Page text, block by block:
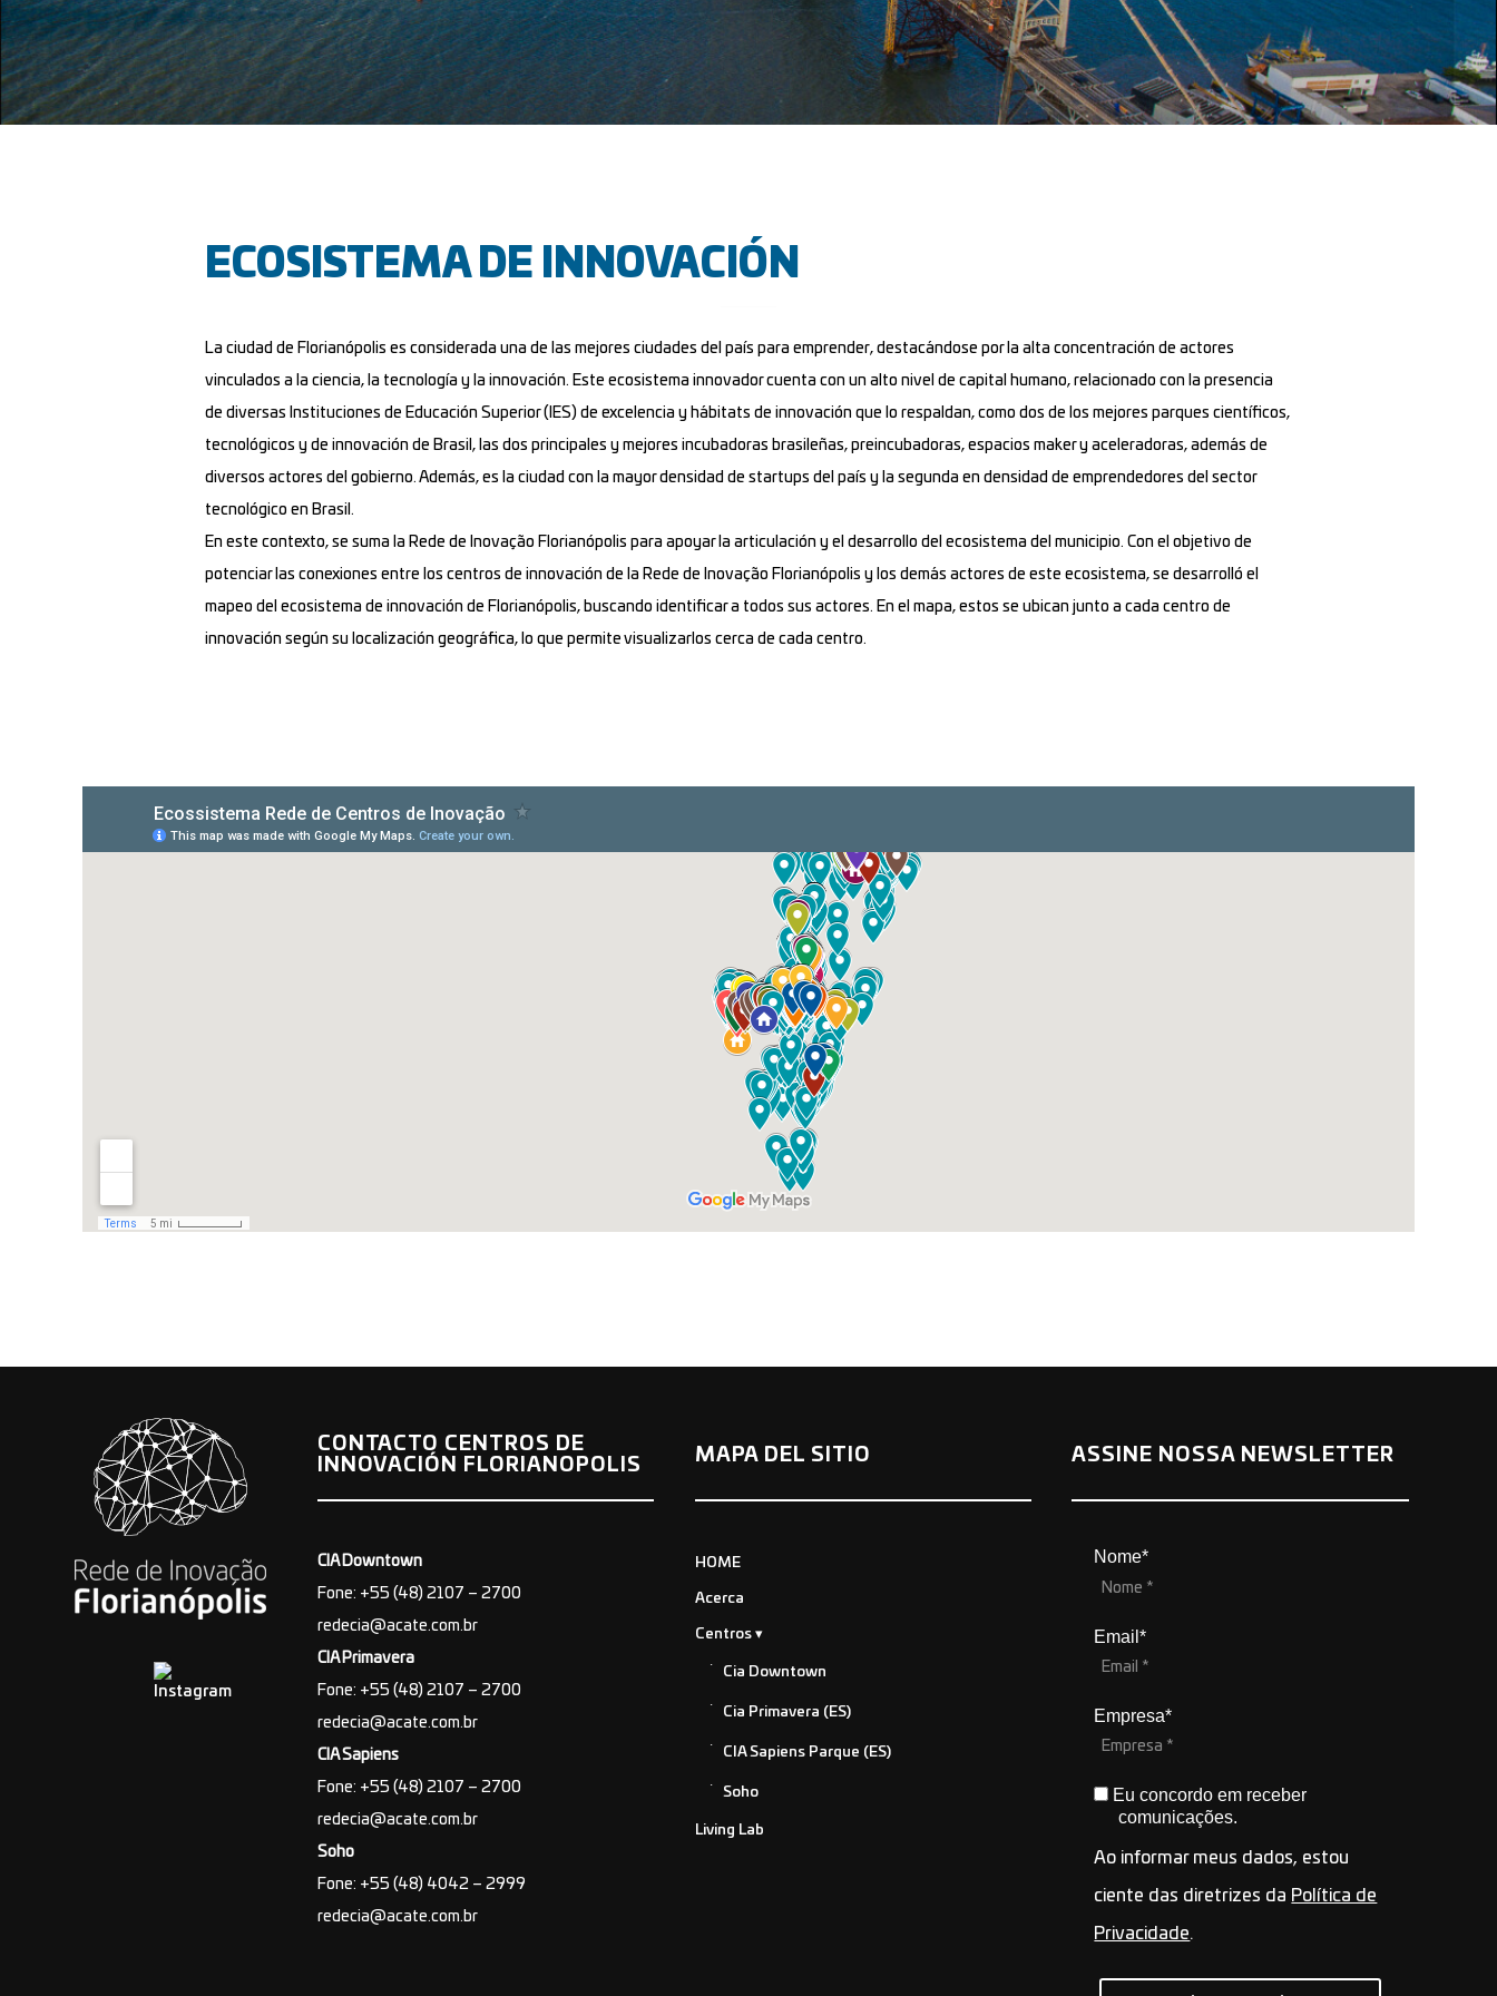
ECOSISTEMA DE INNOVACIÓN
La ciudad de Florianópolis es considerada una de las mejores ciudades del país para emprender, destacándose por la alta concentración de actores
vinculados a la ciencia, la tecnología y la innovación. Este ecosistema innovador cuenta con un alto nivel de capital humano, relacionado con la presencia
de diversas Instituciones de Educación Superior (IES) de excelencia y hábitats de innovación que lo respaldan, como dos de los mejores parques científicos,
tecnológicos y de innovación de Brasil, las dos principales y mejores incubadoras brasileñas, preincubadoras, espacios maker y aceleradoras, además de
diversos actores del gobierno. Además, es la ciudad con la mayor densidad de startups del país y la segunda en densidad de emprendedores del sector
tecnológico en Brasil.
En este contexto, se suma la Rede de Inovação Florianópolis para apoyar la articulación y el desarrollo del ecosistema del municipio. Con el objetivo de
potenciar las conexiones entre los centros de innovación de la Rede de Inovação Florianópolis y los demás actores de este ecosistema, se desarrolló el
mapeo del ecosistema de innovación de Florianópolis, buscando identificar a todos sus actores. En el mapa, estos se ubican junto a cada centro de
innovación según su localización geográfica, lo que permite visualizarlos cerca de cada centro.
CONTACTO CENTROS DE
INNOVACIÓN FLORIANOPOLIS
CIA Downtown
Fone: +55 (48) 2107 – 2700
redecia@acate.com.br
CIA Primavera
Fone: +55 (48) 2107 – 2700
redecia@acate.com.br
CIA Sapiens
Fone: +55 (48) 2107 – 2700
redecia@acate.com.br
Soho
Fone: +55 (48) 4042 – 2999
redecia@acate.com.br
MAPA DEL SITIO
HOME
Acerca
Centros
Cia Downtown
Cia Primavera (ES)
CIA Sapiens Parque (ES)
Soho
Living Lab
ASSINE NOSSA NEWSLETTER
Nome*
Email*
Empresa*
Eu concordo em receber
comunicações.
Ao informar meus dados, estou
ciente das diretrizes da Política de
Privacidade.